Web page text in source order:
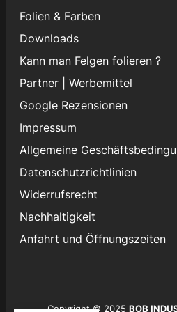
Folien & Farben
Downloads
Kann man Felgen folieren ?
Partner
Werbemittel
Google Rezensionen
Impressum
Allgemeine
Datenschutzrichtlinien
Widerrufsrecht
Nachhaltigkeit
Anfahrt und Öffnungszeiten
Copyright © 2025 BOB